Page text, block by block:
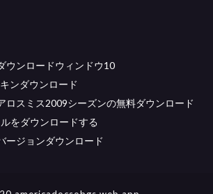
ウンロードウィンドウ10
ンダウンロード
ロスミス2009シーズンの無料ダウンロード
をダウンロードする
ージョンダウンロード